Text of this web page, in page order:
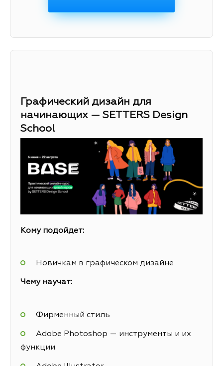
Графический дизайн для
начинающих — SETTERS Design
School
Кому подойдет:
Новичкам в графическом дизайне
Чему научат:
Фирменный стиль
Adobe Photoshop — инструменты и их
функции